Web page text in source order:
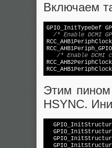
Включаем
GPIO_InitTypeDef
/* Enable DCMI
/* Enable DCMI
Этим пином
HSYNC.